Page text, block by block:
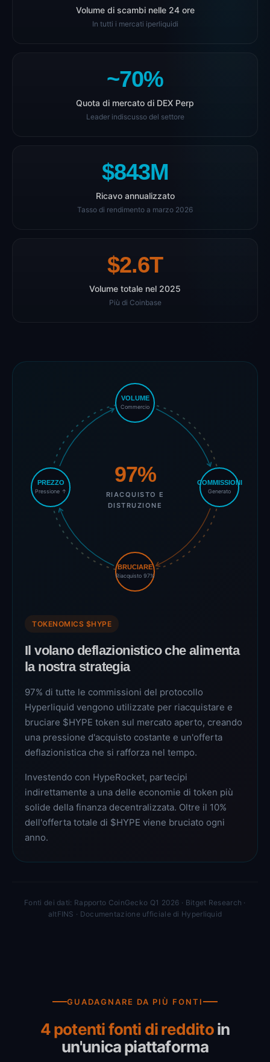
Volume di scambi nelle 24 ore
In tutti i mercati iperliquidi
~70%
Quota di mercato di DEX Perp
Leader indiscusso del settore
$843M
Ricavo annualizzato
Tasso di rendimento a marzo 2026
$2.6T
Volume totale nel 2025
Più di Coinbase
TOKENOMICS $HYPE
Il volano deflazionistico che alimenta
la nostra strategia
97% di tutte le commissioni del protocollo
Hyperliquid vengono utilizzate per riacquistare e
bruciare $HYPE token sul mercato aperto, creando
una pressione d'acquisto costante e un'offerta
deflazionistica che si rafforza nel tempo.
Investendo con HypeRocket, partecipi
indirettamente a una delle economie di token più
solide della finanza decentralizzata. Oltre il 10%
dell'offerta totale di $HYPE viene bruciato ogni
anno.
VOLUME
Commercio
COMMISSIONI
Generato
BRUCIARE
Riacquisto 97%
PREZZO
Pressione ↑
97%
RIACQUISTO E
DISTRUZIONE
Fonti dei dati: Rapporto CoinGecko Q1 2026 · Bitget Research ·
altFINS · Documentazione ufficiale di Hyperliquid
GUADAGNARE DA PIÙ FONTI
4 potenti fonti di redditoin
un'unica piattaforma